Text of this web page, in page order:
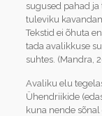
sugused pahad
tuleviku
Tekstid ei õhuta
tada avalikkuse
suhtes. (Mandra,
Avaliku elu
Ühendriikide
kuna nende